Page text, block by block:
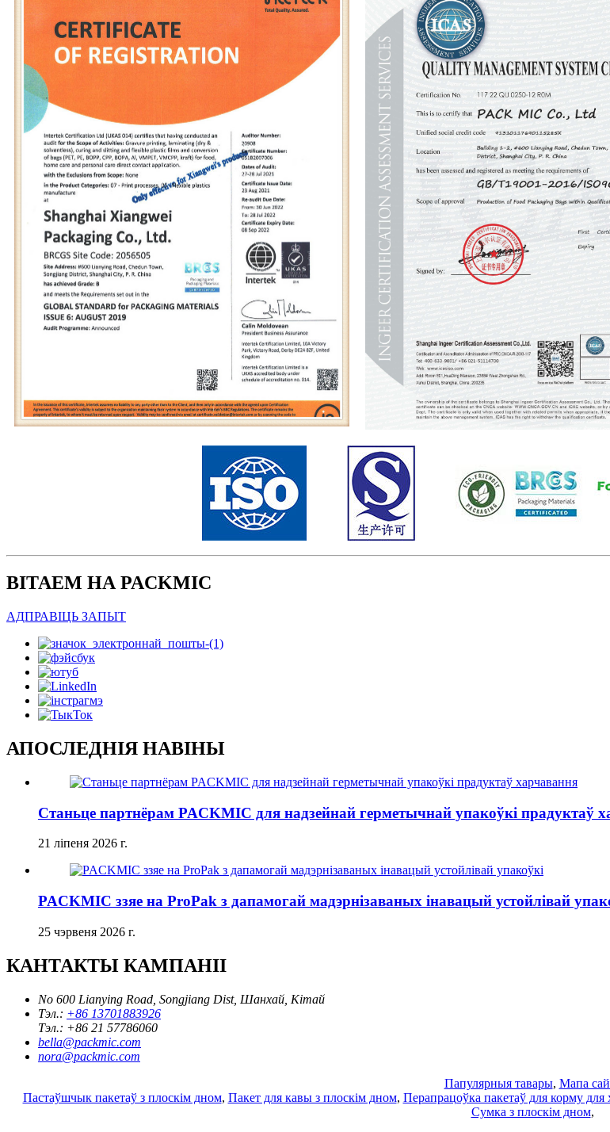
ВІТАЕМ НА PACKMIC
АДПРАВІЦЬ ЗАПЫТ
АПОСЛЕДНІЯ НАВІНЫ
Станьце партнёрам PACKMIC для надзейнай герметычнай упакоўкі прадуктаў
21 ліпеня 2026 г.
PACKMIC ззяе на ProPak з дапамогай мадэрнізаваных інавацый устойлівай
25 чэрвеня 2026 г.
КАНТАКТЫ КАМПАНІІ
No 600 Lianying Road, Songjiang Dist, Шанхай, Кітай
Тэл.: +86 13701883926
Тэл.: +86 21 57786060
bella@packmic.com
nora@packmic.com
Папулярныя тавары, Мапа
Пастаўшчык пакетаў з плоскім дном, Пакет для кавы з плоскім дном, Перапрацоўка пакетаў для корму для
Сумка з плоскім дном,